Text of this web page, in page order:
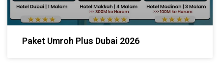
Paket Umroh Plus Dubai 2026